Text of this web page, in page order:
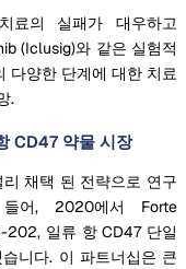
료의 실패가 대우하고
(Iclusig)와 같은 실험적
다양한 단계에 대한 치료
.
CD47 약물 시장
채택 된 전략으로 연구
어, 2020에서 Forte
202, 일류 항 CD47 단일
니다. 이 파트너십은 큰